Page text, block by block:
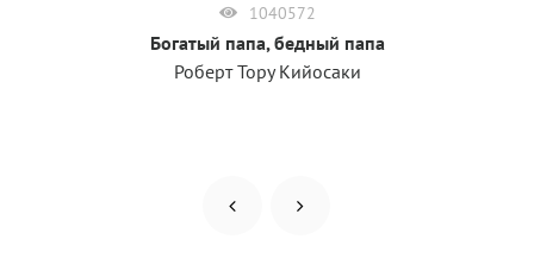
1040572
Богатый папа, бедный папа
Роберт Тору Кийосаки